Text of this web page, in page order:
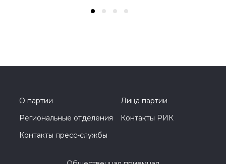
О партии
Лица партии
Региональные отделения
Контакты РИК
Контакты пресс-службы